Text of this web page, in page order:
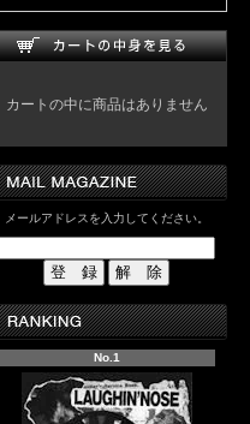
カートの中に商品はありません
メールアドレスを入力してください。
No.1